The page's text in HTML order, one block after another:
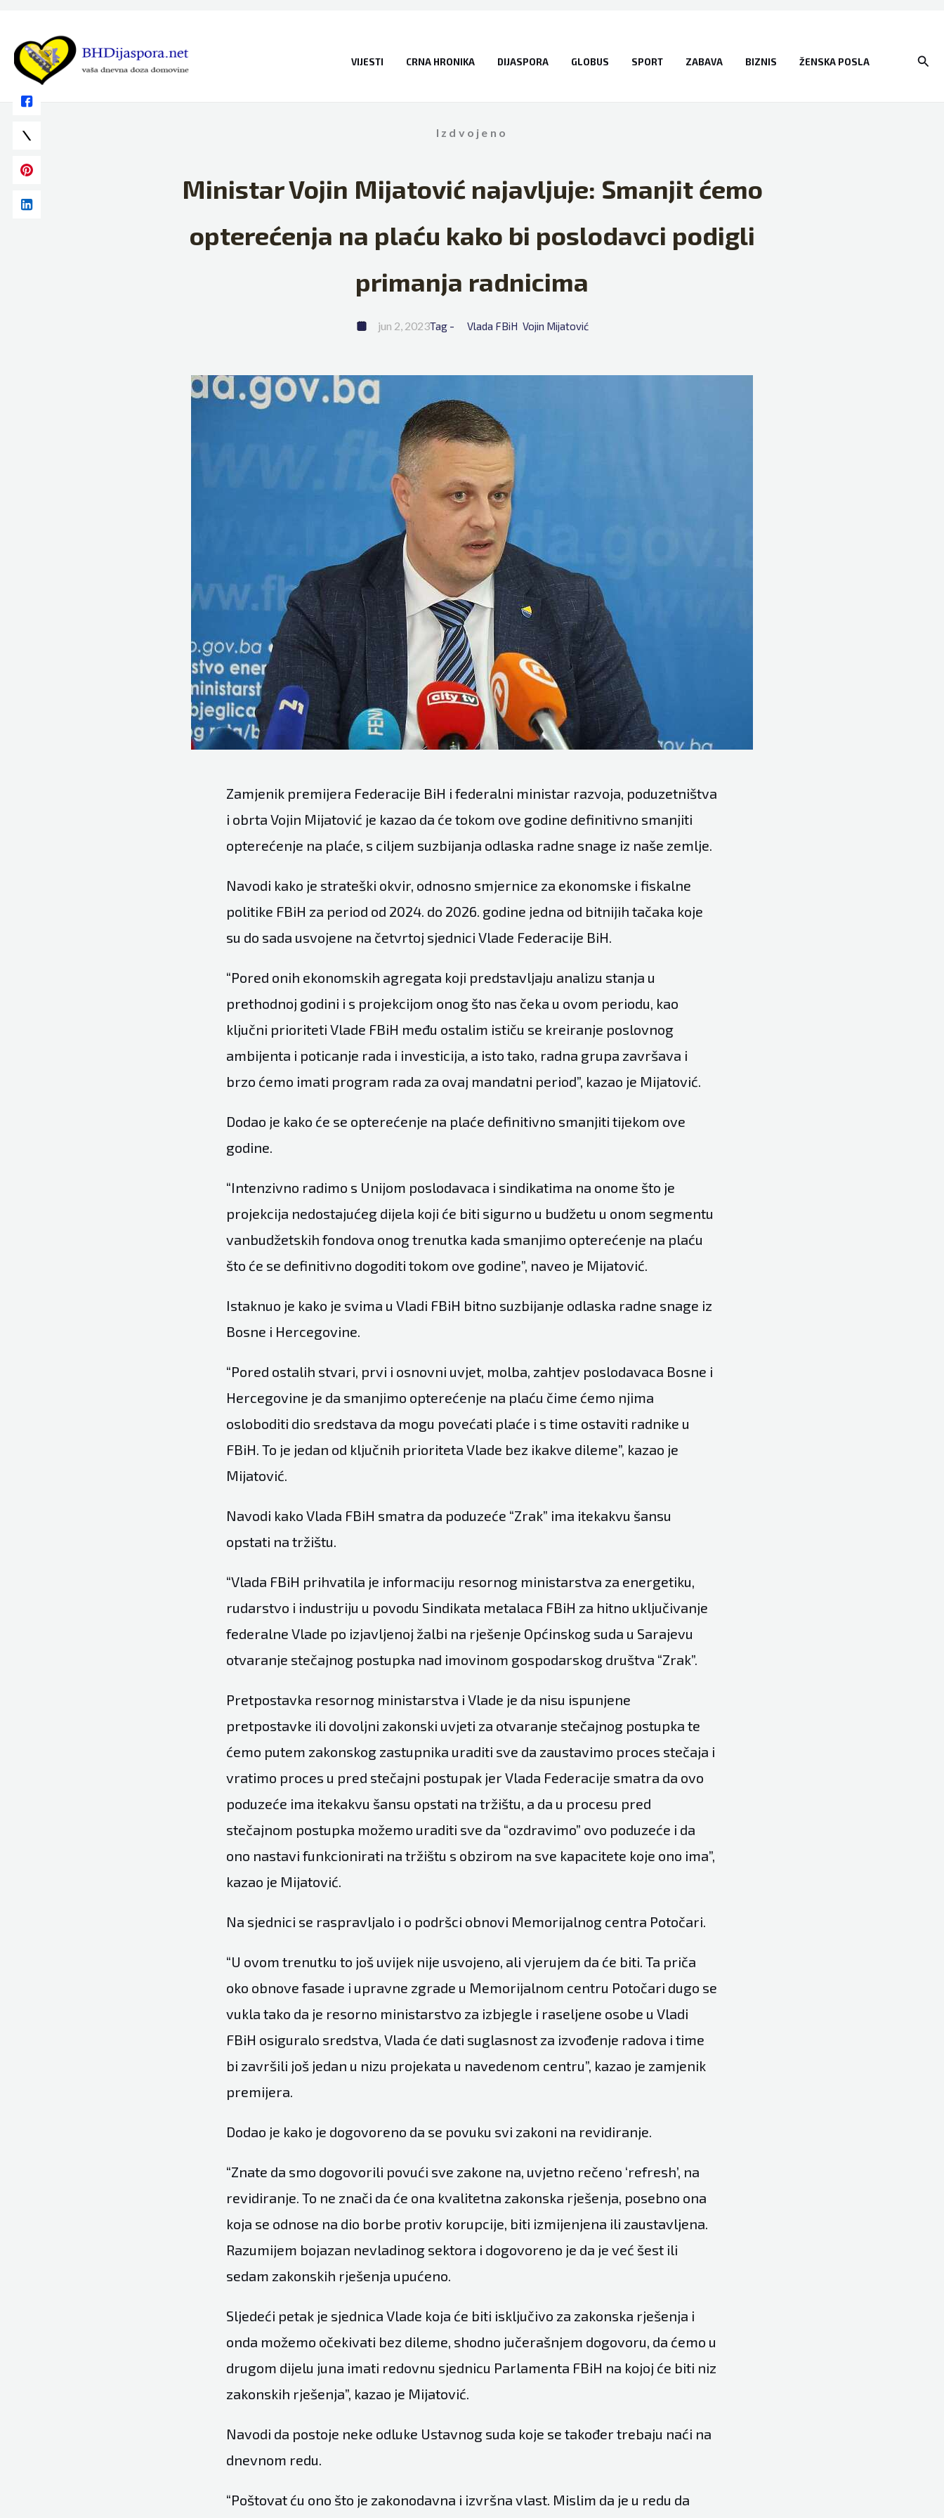
content
VIJESTI CRNA HRONIKA DIJASPORA GLOBUS SPORT ZABAVA BIZNIS ŽENSKA POSLA
Izdvojeno
Ministar Vojin Mijatović najavljuje: Smanjit ćemo
opterećenja na plaću kako bi poslodavci podigli
primanja radnicima
jun 2, 2023Tag - Vlada FBiH Vojin Mijatović
Zamjenik premijera Federacije BiH i federalni ministar razvoja, poduzetništva
i obrta Vojin Mijatović je kazao da će tokom ove godine definitivno smanjiti
opterećenje na plaće, s ciljem suzbijanja odlaska radne snage iz naše zemlje.
Navodi kako je strateški okvir, odnosno smjernice za ekonomske i fiskalne
politike FBiH za period od 2024. do 2026. godine jedna od bitnijih tačaka koje
su do sada usvojene na četvrtoj sjednici Vlade Federacije BiH.
“Pored onih ekonomskih agregata koji predstavljaju analizu stanja u
prethodnoj godini i s projekcijom onog što nas čeka u ovom periodu, kao
ključni prioriteti Vlade FBiH među ostalim ističu se kreiranje poslovnog
ambijenta i poticanje rada i investicija, a isto tako, radna grupa završava i
brzo ćemo imati program rada za ovaj mandatni period”, kazao je Mijatović.
Dodao je kako će se opterećenje na plaće definitivno smanjiti tijekom ove
godine.
“Intenzivno radimo s Unijom poslodavaca i sindikatima na onome što je
projekcija nedostajućeg dijela koji će biti sigurno u budžetu u onom segmentu
vanbudžetskih fondova onog trenutka kada smanjimo opterećenje na plaću
što će se definitivno dogoditi tokom ove godine”, naveo je Mijatović.
Istaknuo je kako je svima u Vladi FBiH bitno suzbijanje odlaska radne snage iz
Bosne i Hercegovine.
“Pored ostalih stvari, prvi i osnovni uvjet, molba, zahtjev poslodavaca Bosne i
Hercegovine je da smanjimo opterećenje na plaću čime ćemo njima
osloboditi dio sredstava da mogu povećati plaće i s time ostaviti radnike u
FBiH. To je jedan od ključnih prioriteta Vlade bez ikakve dileme”, kazao je
Mijatović.
Navodi kako Vlada FBiH smatra da poduzeće “Zrak” ima itekakvu šansu
opstati na tržištu.
“Vlada FBiH prihvatila je informaciju resornog ministarstva za energetiku,
rudarstvo i industriju u povodu Sindikata metalaca FBiH za hitno uključivanje
federalne Vlade po izjavljenoj žalbi na rješenje Općinskog suda u Sarajevu
otvaranje stečajnog postupka nad imovinom gospodarskog društva “Zrak”.
Pretpostavka resornog ministarstva i Vlade je da nisu ispunjene
pretpostavke ili dovoljni zakonski uvjeti za otvaranje stečajnog postupka te
ćemo putem zakonskog zastupnika uraditi sve da zaustavimo proces stečaja i
vratimo proces u pred stečajni postupak jer Vlada Federacije smatra da ovo
poduzeće ima itekakvu šansu opstati na tržištu, a da u procesu pred
stečajnom postupka možemo uraditi sve da “ozdravimo” ovo poduzeće i da
ono nastavi funkcionirati na tržištu s obzirom na sve kapacitete koje ono ima”,
kazao je Mijatović.
Na sjednici se raspravljalo i o podršci obnovi Memorijalnog centra Potočari.
“U ovom trenutku to još uvijek nije usvojeno, ali vjerujem da će biti. Ta priča
oko obnove fasade i upravne zgrade u Memorijalnom centru Potočari dugo se
vukla tako da je resorno ministarstvo za izbjegle i raseljene osobe u Vladi
FBiH osiguralo sredstva, Vlada će dati suglasnost za izvođenje radova i time
bi završili još jedan u nizu projekata u navedenom centru”, kazao je zamjenik
premijera.
Dodao je kako je dogovoreno da se povuku svi zakoni na revidiranje.
“Znate da smo dogovorili povući sve zakone na, uvjetno rečeno ‘refresh’, na
revidiranje. To ne znači da će ona kvalitetna zakonska rješenja, posebno ona
koja se odnose na dio borbe protiv korupcije, biti izmijenjena ili zaustavljena.
Razumijem bojazan nevladinog sektora i dogovoreno je da je već šest ili
sedam zakonskih rješenja upućeno.
Sljedeći petak je sjednica Vlade koja će biti isključivo za zakonska rješenja i
onda možemo očekivati bez dileme, shodno jučerašnjem dogovoru, da ćemo u
drugom dijelu juna imati redovnu sjednicu Parlamenta FBiH na kojoj će biti niz
zakonskih rješenja”, kazao je Mijatović.
Navodi da postoje neke odluke Ustavnog suda koje se također trebaju naći na
dnevnom redu.
“Poštovat ću ono što je zakonodavna i izvršna vlast. Mislim da je u redu da